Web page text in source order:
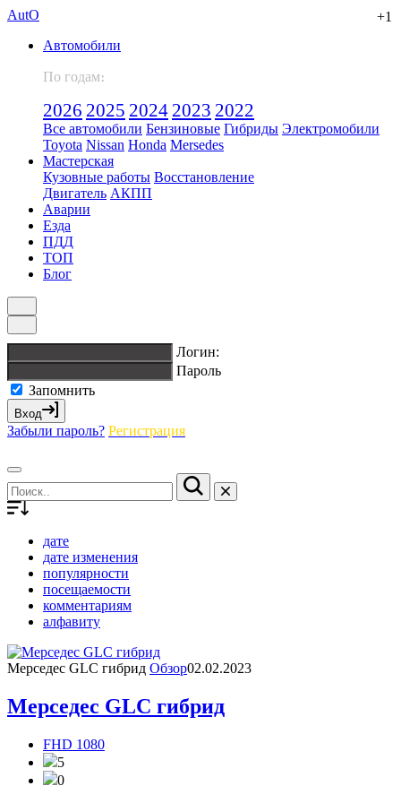
AutO
Автомобили
По годам։
2026 2025 2024 2023 2022
Все автомобили Бензиновые Гибриды Электромобили
Toyota Nissan Honda Mersedes
Мастерская
Кузовные работы Восстановление
Двигатель АКПП
Аварии
Езда
ПДД
ТОП
Блог
Логин:
Пароль
Запомнить
Вход
Забыли пароль? Регистрация
дате
дате изменения
популярности
посещаемости
комментариям
алфавиту
+1
Мерседес GLC гибрид Обзор02.02.2023
Мерседес GLC гибрид
FHD 1080
5
0